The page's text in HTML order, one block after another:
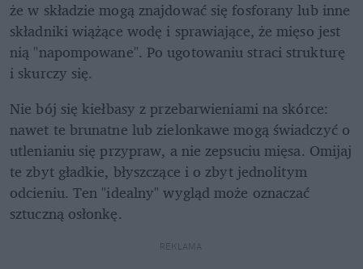
że w składzie mogą znajdować się fosforany lub inne
składniki wiążące wodę i sprawiające, że mięso jest
nią "napompowane". Po ugotowaniu straci strukturę
i skurczy się.
Nie bój się kiełbasy z przebarwieniami na skórce:
nawet te brunatne lub zielonkawe mogą świadczyć o
utlenianiu się przypraw, a nie zepsuciu mięsa. Omijaj
te zbyt gładkie, błyszczące i o zbyt jednolitym
odcieniu. Ten "idealny" wygląd może oznaczać
sztuczną osłonkę.
REKLAMA